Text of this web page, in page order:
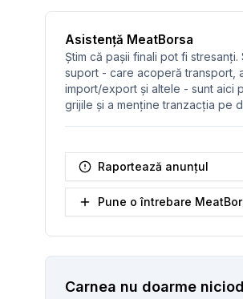
Asistență MeatBorsa
Știm că pașii finali pot fi
suport - care acoperă transport,
import/export și altele - sunt aici
grijile și a menține tranzacția pe
Raportează anunțul
Pune o întrebare
Carnea nu doarme